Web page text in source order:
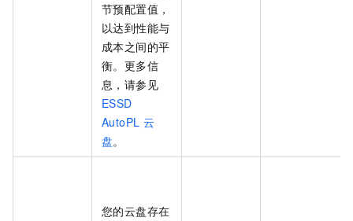
节预配置值，
以达到性能与
成本之间的平
衡。更多信
息，请参见
ESSD
AutoPL 云
盘。
您的云盘存在